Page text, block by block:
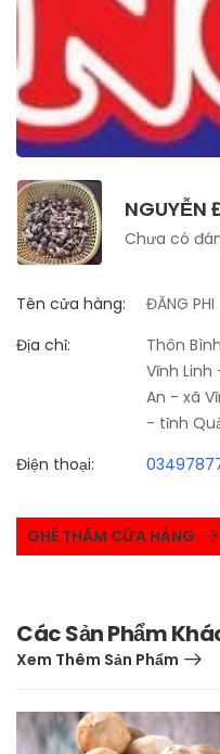
NGUYỄN
Chưa có
Tên cửa hàng:
ĐĂNG PHI
Địa chỉ:
Thôn
Vĩnh
An - xã
- tỉnh
Điện thoại:
GHÉ THĂM CỬA HÀNG
Các Sản Phẩm
Xem Thêm Sản Phẩm